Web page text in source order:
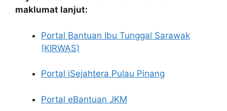
maklumat lanjut:
Portal Bantuan Ibu Tunggal Sarawak
(KIRWAS)
Portal iSejahtera Pulau Pinang
Portal eBantuan JKM